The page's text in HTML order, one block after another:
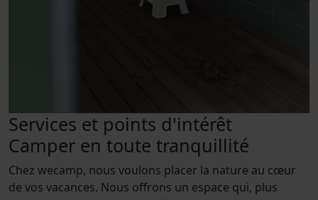
Services et points d'intérêt
Camper en toute tranquillité
Chez wecamp, nous voulons placer la nature au cœur
de vos vacances. Nous offrons un espace qui, plus